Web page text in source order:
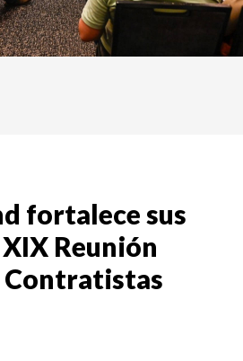
fortalece sus
Reunión
Contratistas